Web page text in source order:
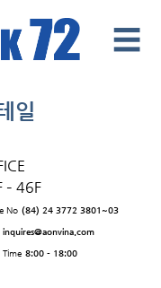
☰
일
– 46F
No (84) 24 3772 3801~03
inquires@aonvina.com
Time 8:00 - 18:00